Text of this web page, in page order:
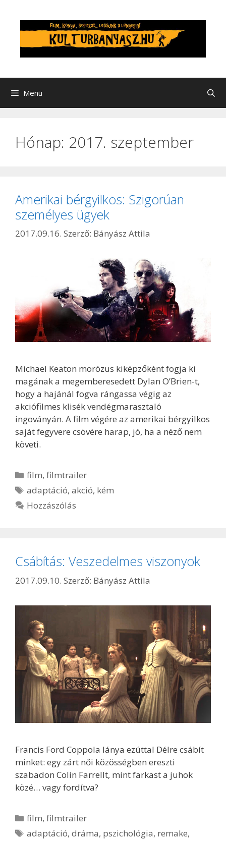
tartalomba
Menü
Hónap: 2017. szeptember
Amerikai bérgyilkos: Szigorúan
személyes ügyek
2017.09.16. Szerző: Bányász Attila
Michael Keaton morózus kiképzőként fogja ki
magának a megemberesedett Dylan O’Brien-t,
hogy a hajánál fogva rángassa végig az
akciófilmes klisék vendégmarasztaló
ingoványán. A film végére az amerikai bérgyilkos
saját fegyvere csövére harap, jó, ha a néző nem
követi.
Kategória
film,filmtrailer
Címkék
adaptáció,akció, kém
Hozzászólás
Csábítás: Veszedelmes viszonyok
2017.09.10. Szerző: Bányász Attila
Francis Ford Coppola lánya ezúttal Délre csábít
minket: egy zárt női közösségben ereszti
szabadon Colin Farrellt, mint farkast a juhok
közé… vagy fordítva?
Kategória
film,filmtrailer
Címkék
adaptáció,dráma, pszichológia, remake,